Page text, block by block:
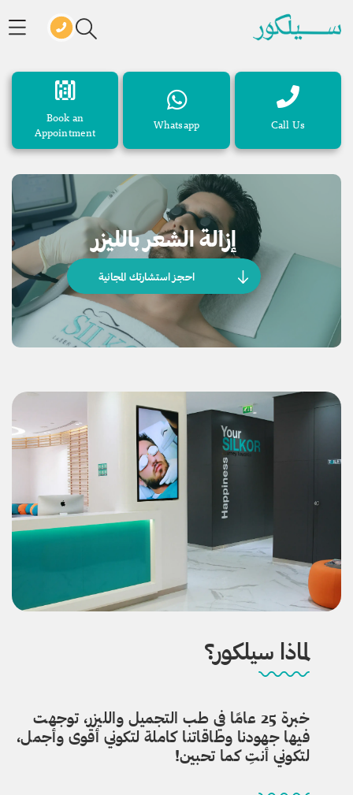
Call Us
Whatsapp
Book an
Appointment
إزالة الشعر بالليزر
احجز استشارتك المجانية
لماذا سيلكور؟
خبرة 25 عامًا في طب التجميل والليزر، توجهت
فيها جهودنا وطاقاتنا كاملة لتكوني أقوى وأجمل،
لتكوني أنتِ كما تحبين!